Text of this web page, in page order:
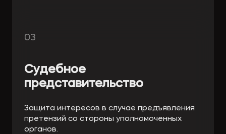
03
Судебное
представительство
Защита интересов в случае предъявления
претензий со стороны уполномоченных
органов.